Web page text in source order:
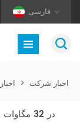
فارسی
اخبار > اخبار شرکت